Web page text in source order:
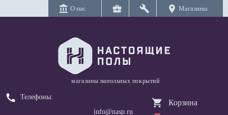
account_balance О нас business_center build location_on Магазины
магазины напольных покрытий
call
Телефоны:
info@nasp.ru
Корзина